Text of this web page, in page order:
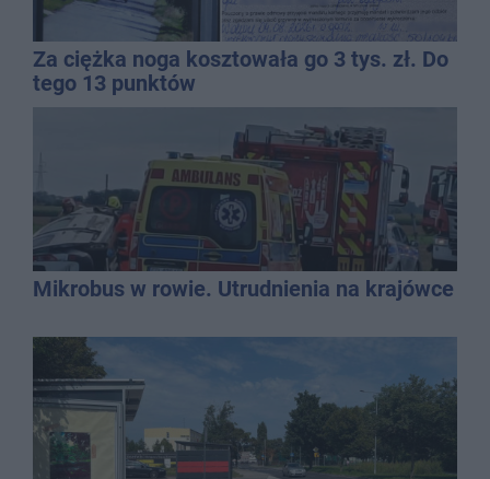
Za ciężka noga kosztowała go 3 tys. zł. Do
tego 13 punktów
Mikrobus w rowie. Utrudnienia na krajówce